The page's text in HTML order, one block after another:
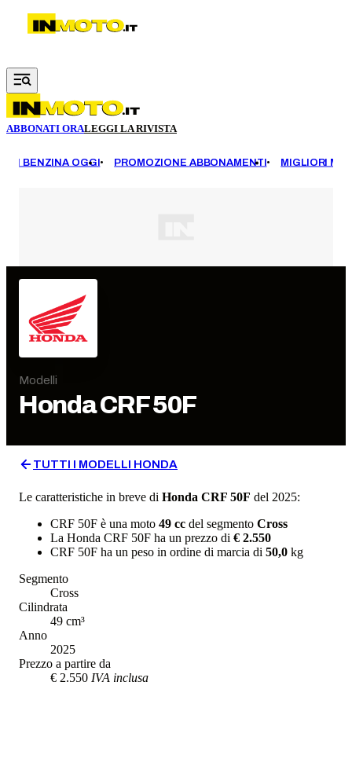
Vai al contenuto principale
ABBONATI ORALEGGI LA RIVISTA
BENZINA OGGI PROMOZIONE ABBONAMENTI MIGLIORI
Modelli
HondaCRF 50F
TUTTI I MODELLI HONDA
Le caratteristiche in breve di Honda CRF 50F del 2025:
CRF 50F è una moto 49 cc del segmento Cross
La Honda CRF 50F ha un prezzo di € 2.550
CRF 50F ha un peso in ordine di marcia di 50,0 kg
Segmento
Cross
Cilindrata
49 cm³
Anno
2025
Prezzo a partire da
€ 2.550 IVA inclusa